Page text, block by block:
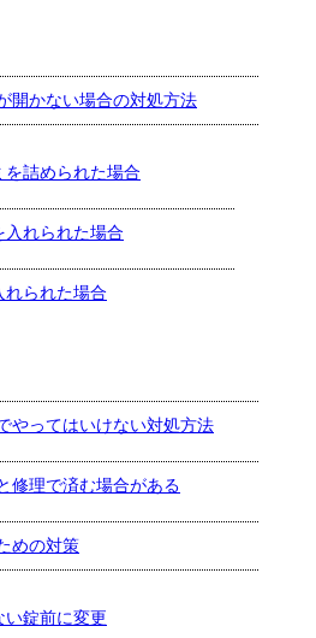
開かない場合の対処方法
を詰められた場合
入れられた場合
れられた場合
やってはいけない対処方法
修理で済む場合がある
めの対策
い錠前に変更